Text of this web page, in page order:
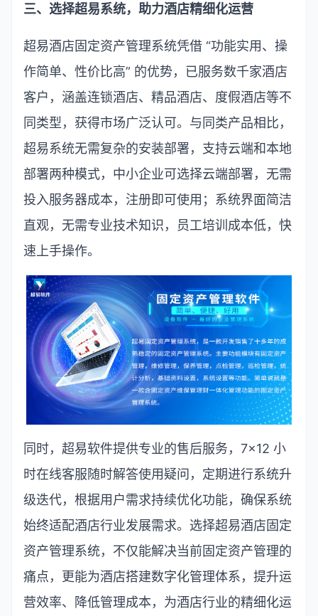
三、选择超易系统，助力酒店精细化运营
超易酒店固定资产管理系统凭借 “功能实用、操
作简单、性价比高” 的优势，已服务数千家酒店
客户，涵盖连锁酒店、精品酒店、度假酒店等不
同类型，获得市场广泛认可。与同类产品相比，
超易系统无需复杂的安装部署，支持云端和本地
部署两种模式，中小企业可选择云端部署，无需
投入服务器成本，注册即可使用；系统界面简洁
直观，无需专业技术知识，员工培训成本低，快
速上手操作。
同时，超易软件提供专业的售后服务， 7×12 小
时在线客服随时解答使用疑问，定期进行系统升
级迭代，根据用户需求持续优化功能，确保系统
始终适配酒店行业发展需求。选择超易酒店固定
资产管理系统，不仅能解决当前固定资产管理的
痛点，更能为酒店搭建数字化管理体系，提升运
营效率、降低管理成本，为酒店行业的精细化运